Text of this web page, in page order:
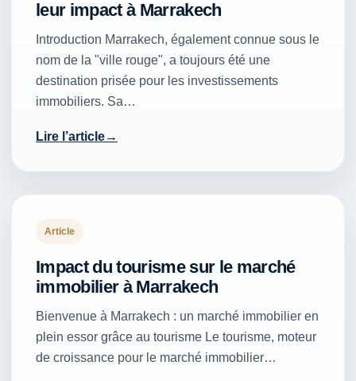
leur impact à Marrakech
Introduction Marrakech, également connue sous le
nom de la "ville rouge", a toujours été une
destination prisée pour les investissements
immobiliers. Sa…
Lire l’article
Article
Impact du tourisme sur le marché
immobilier à Marrakech
Bienvenue à Marrakech : un marché immobilier en
plein essor grâce au tourisme Le tourisme, moteur
de croissance pour le marché immobilier…